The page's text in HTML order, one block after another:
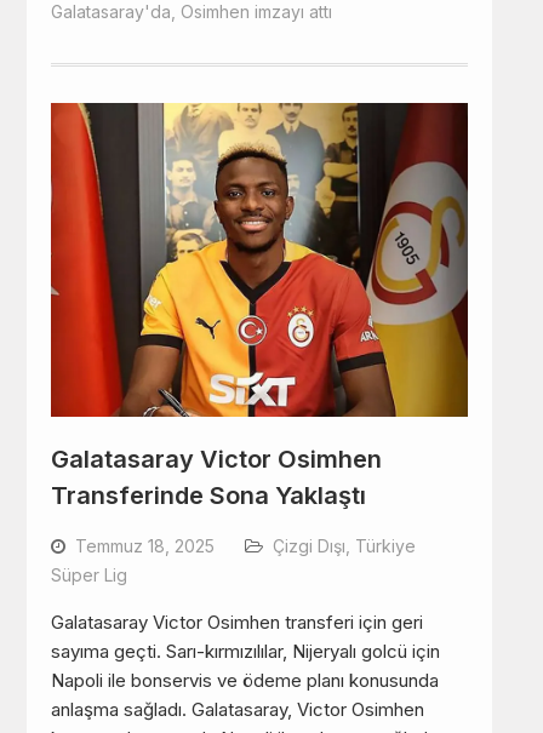
Galatasaray'da Osimhen imzayı attı
Galatasaray Victor Osimhen
Transferinde Sona Yaklaştı
Temmuz 18, 2025 Çizgi Dışı Türkiye
Süper Lig
Galatasaray Victor Osimhen transferi için geri
sayıma geçti. Sarı-kırmızılılar, Nijeryalı golcü için
Napoli ile bonservis ve ödeme planı konusunda
anlaşma sağladı. Galatasaray, Victor Osimhen